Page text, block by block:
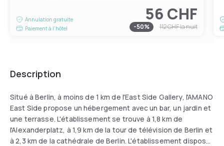
Annulation gratuite
Paiement à l'hôtel
56 CHF
-50% 112 CHFla nuit
Description
Situé à Berlin, à moins de 1 km de l'East Side Gallery, l'AMANO
East Side propose un hébergement avec un bar, un jardin et
une terrasse. L'établissement se trouve à 1,8 km de
l'Alexanderplatz, à 1,9 km de la tour de télévision de Berlin et
à 2,3 km de la cathédrale de Berlin. L'établissement dispose